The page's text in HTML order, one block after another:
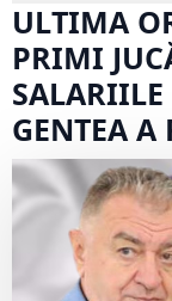
ULTIMA
PRIMI
SALARIILE
GENTEA